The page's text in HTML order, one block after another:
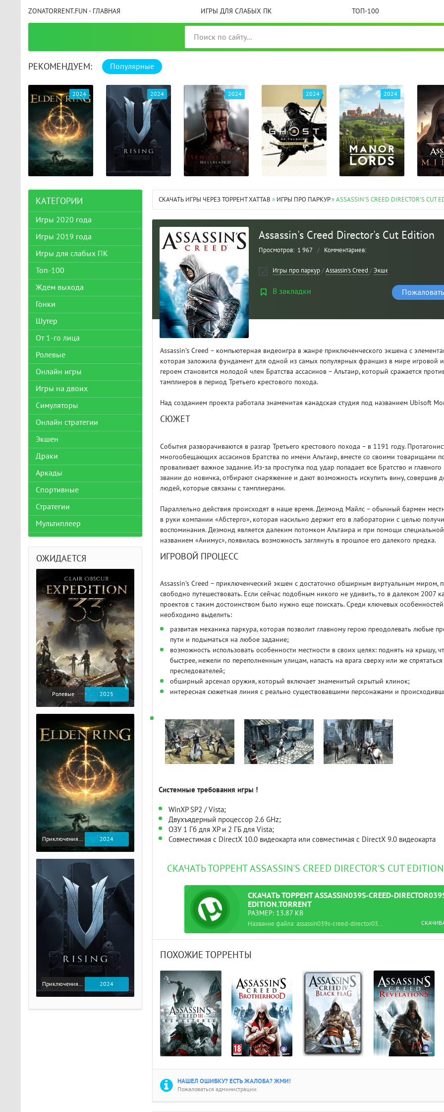
ZONATORRENT.FUN - ГЛАВНАЯ ИГРЫ ДЛЯ СЛАБЫХ ПК ТОП-100
РЕКОМЕНДУЕМ: Популярные
2024 2024 2024 2024 2024
СКАЧАТЬ ИГРЫ ЧЕРЕЗ ТОРРЕНТ XATTAB » ИГРЫ ПРО ПАРКУР» ASSASSIN'S CREED DIRECTOR'S CUT
Assassin's Creed Director's Cut Edition
Просмотров: 1 967 / Комментариев:
Игры про паркур/Assassin's Creed /Экшен
В закладки
Assassin’s Creed – компьютерная видеоигра в жанре приключенческого экшена с
которая заложила фундамент для одной из самых популярных франшиз в мире игровой
героем становится молодой член Братства ассасинов – Альтаир, который сражается
тамплиеров в период Третьего крестового похода.
Над созданием проекта работала знаменитая канадская студия под названием Ubisoft
СЮЖЕТ
События разворачиваются в разгар Третьего крестового похода – в 1191 году.
многообещающих ассасинов Братства по имени Альтаир, вместе со своими товарищами
проваливает важное задание. Из-за проступка под удар попадает все Братство и
звании до новичка, отбирают снаряжение и дают возможность искупить вину, совершив
людей, которые связаны с тамплиерами.
Параллельно действия происходят в наше время. Дезмонд Майлс – обычный бармен
в руки компании «Абстерго», которая насильно держит его в лаборатории с целью
воспоминания. Дезмонд является далеким потомком Альтаира и при помощи
названием «Анимус», появилась возможность заглянуть в прошлое его далекого предка.
ИГРОВОЙ ПРОЦЕСС
Assassin’s Creed – приключенческий экшен с достаточно обширным виртуальным миром,
свободно путешествовать. Если сейчас подобным никого не удивить, то в далеком 2007
проектов с таким достоинством было нужно еще поискать. Среди ключевых особенностей
необходимо выделить:
развитая механика паркура, которая позволит главному герою преодолевать любые
пути и подыматься на любое задание;
возможность использовать особенности местности в своих целях: поднять на крышу,
быстрее, нежели по переполненным улицам, напасть на врага сверху или же спрятаться
преследователей;
обширный арсенал оружия, который включает знаменитый скрытый клинок;
интересная сюжетная линия с реально существовавшими персонажами и
Системные требования игры !
WinXP SP2 / Vista;
Двухъядерный процессор 2.6 GHz;
ОЗУ 1 Гб для XP и 2 ГБ для Vista;
Совместимая с DirectX 10.0 видеокарта или совместимая с DirectX 9.0 видеокарта
СКАЧАТЬ ТОРРЕНТ ASSASSIN'S CREED DIRECTOR'S CUT
СКАЧАТЬТОРРЕНТASSASSIN039S-CREED-
EDITION.TORRENT
РАЗМЕР: 13.87 KB
Название файла: assassin039s-creed-director039s-cut-edition.torrent
ПОХОЖИЕ ТОРРЕНТЫ
НАШЕЛ ОШИБКУ? ЕСТЬ ЖАЛОБА? ЖМИ!
Пожаловаться администрации
КАТЕГОРИИ
Игры 2020 года
Игры 2019 года
Игры для слабых ПК
Топ-100
Ждем выхода
Гонки
Шутер
От 1-го лица
Ролевые
Онлайн игры
Игры на двоих
Симуляторы
Онлайн стратегии
Экшен
Драки
Аркады
Спортивные
Стратегии
Мультиплеер
ОЖИДАЕТСЯ
Ролевые 2025
Приключения / Экшен / Ролевые 2024
Приключения / Экшен 2024
Рейтинг
3/ 5.0
Рейтинг
3/ 5.0 65 ГБ
Рейтинг
V RISING